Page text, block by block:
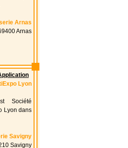
Arnas
Arnas
Lyon
Société
Lyon dans
Savigny
Savigny